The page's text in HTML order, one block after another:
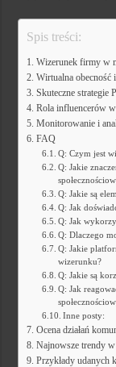
Spis treści:
Wizerunek firmy w
Wirtualna obecność
Skuteczne
Rola influencerów
Monitorowanie i
FAQ
Q: Czym jest
Q: Jakie
Q: Jakie są
Q: Jak
Q: Jak
Q: Dlaczego
Q: Jakie
wizerunku?
Q: Jakie są
Q: Jak
Inne posty:
Ocena działań
Najnowsze trendy
Przykłady udanych